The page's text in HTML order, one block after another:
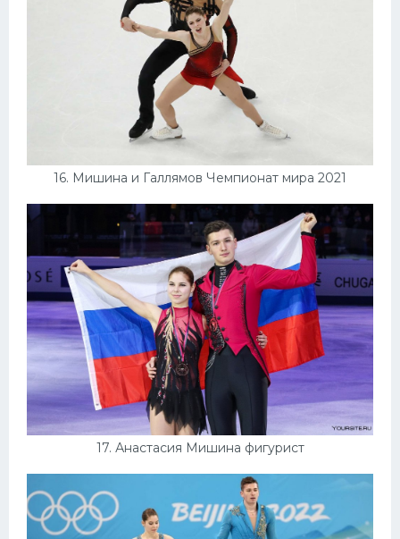
16. Мишина и Галлямов Чемпионат мира 2021
17. Анастасия Мишина фигурист